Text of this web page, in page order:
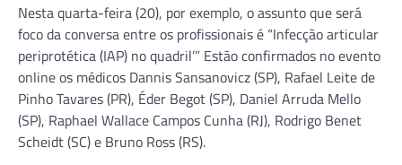
Nesta quarta-feira (20), por exemplo, o assunto que será
foco da conversa entre os profissionais é “Infecção articular
periprotética (IAP) no quadril’” Estão confirmados no evento
online os médicos Dannis Sansanovicz (SP), Rafael Leite de
Pinho Tavares (PR), Éder Begot (SP), Daniel Arruda Mello
(SP), Raphael Wallace Campos Cunha (RJ), Rodrigo Benet
Scheidt (SC) e Bruno Ross (RS).